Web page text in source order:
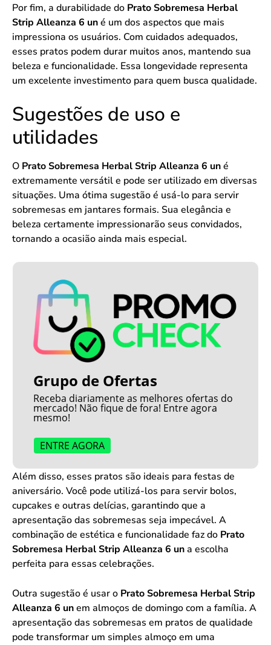
Por fim, a durabilidade do Prato Sobremesa Herbal
Strip Alleanza 6 uné um dos aspectos que mais
impressiona os usuários. Com cuidados adequados,
esses pratos podem durar muitos anos, mantendo sua
beleza e funcionalidade. Essa longevidade representa
um excelente investimento para quem busca qualidade.
Sugestões de uso e
utilidades
O Prato Sobremesa Herbal Strip Alleanza 6 uné
extremamente versátil e pode ser utilizado em diversas
situações. Uma ótima sugestão é usá-lo para servir
sobremesas em jantares formais. Sua elegância e
beleza certamente impressionarão seus convidados,
tornando a ocasião ainda mais especial.
Grupo de Ofertas
Receba diariamente as melhores ofertas do
mercado! Não fique de fora! Entre agora
mesmo!
ENTRE AGORA
Além disso, esses pratos são ideais para festas de
aniversário. Você pode utilizá-los para servir bolos,
cupcakes e outras delícias, garantindo que a
apresentação das sobremesas seja impecável. A
combinação de estética e funcionalidade faz do Prato
Sobremesa Herbal Strip Alleanza 6 una escolha
perfeita para essas celebrações.
Outra sugestão é usar o Prato Sobremesa Herbal Strip
Alleanza 6 unem almoços de domingo com a família. A
apresentação das sobremesas em pratos de qualidade
pode transformar um simples almoço em uma